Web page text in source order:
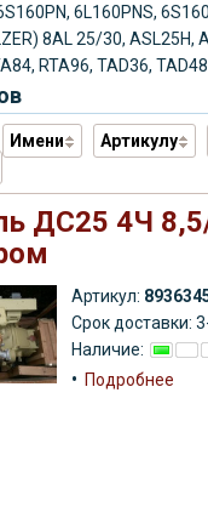
6L160PNS,
8AL 25/30, ASL25H,
RTA96, TAD36, TAD48
Имени Артикулу
ДС25 4Ч
Артикул:
Срок доставки:
Наличие:
• Подробнее